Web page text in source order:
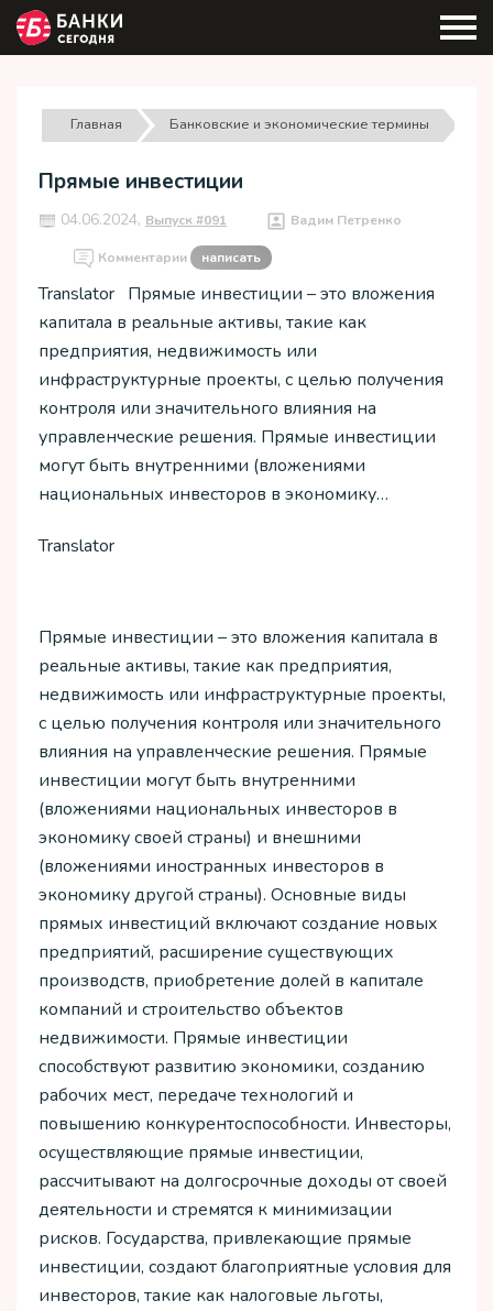
Главная Банковские и экономические термины
Прямые инвестиции
04.06.2024, Выпуск #091 Вадим Петренко
Комментарии написать
Translator Прямые инвестиции – это вложения
капитала в реальные активы, такие как
предприятия, недвижимость или
инфраструктурные проекты, с целью получения
контроля или значительного влияния на
управленческие решения. Прямые инвестиции
могут быть внутренними (вложениями
национальных инвесторов в экономику…
Translator
Прямые инвестиции – это вложения капитала в
реальные активы, такие как предприятия,
недвижимость или инфраструктурные проекты,
с целью получения контроля или значительного
влияния на управленческие решения. Прямые
инвестиции могут быть внутренними
(вложениями национальных инвесторов в
экономику своей страны) и внешними
(вложениями иностранных инвесторов в
экономику другой страны). Основные виды
прямых инвестиций включают создание новых
предприятий, расширение существующих
производств, приобретение долей в капитале
компаний и строительство объектов
недвижимости. Прямые инвестиции
способствуют развитию экономики, созданию
рабочих мест, передаче технологий и
повышению конкурентоспособности. Инвесторы,
осуществляющие прямые инвестиции,
рассчитывают на долгосрочные доходы от своей
деятельности и стремятся к минимизации
рисков. Государства, привлекающие прямые
инвестиции, создают благоприятные условия для
инвесторов, такие как налоговые льготы,